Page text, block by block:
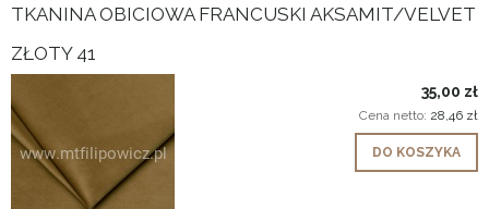
TKANINA OBICIOWA FRANCUSKI AKSAMIT/VELVET
ZŁOTY 41
35,00 zł
Cena netto: 28,46 zł
DO KOSZYKA